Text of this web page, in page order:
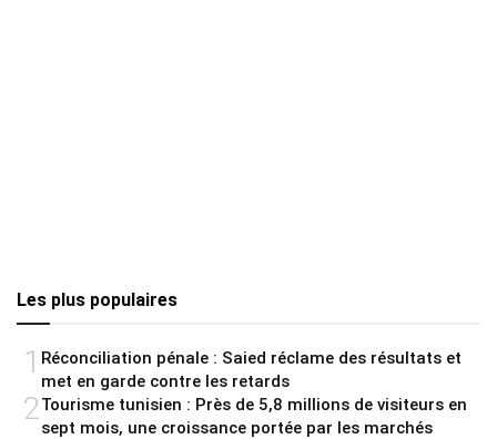
Les plus populaires
1 Réconciliation pénale : Saied réclame des résultats et
met en garde contre les retards
2Tourisme tunisien : Près de 5,8 millions de visiteurs en
sept mois, une croissance portée par les marchés